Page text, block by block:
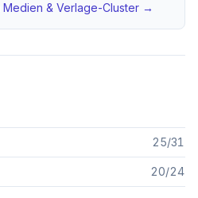
Medien & Verlage-Cluster →
25/31
20/24